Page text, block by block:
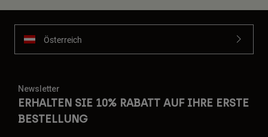
Österreich
Newsletter
ERHALTEN SIE 10% RABATT AUF IHRE ERSTE
BESTELLUNG